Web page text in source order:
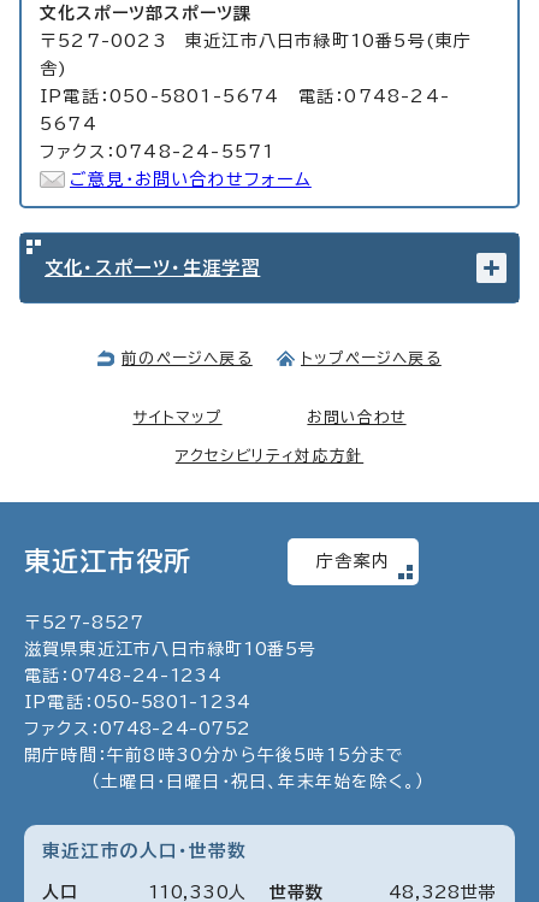
文化スポーツ部スポーツ課
〒527-0023 東近江市八日市緑町10番5号(東庁
舎)
IP電話：050-5801-5674 電話：0748-24-
5674
ファクス：0748-24-5571
ご意見・お問い合わせフォーム
文化・スポーツ・生涯学習
前のページへ戻る トップページへ戻る
サイトマップ お問い合わせ
アクセシビリティ対応方針
東近江市役所 庁舎案内
〒 527-8527
滋賀県東近江市八日市緑町10番5号
電話： 0748 - 24 - 1234
IP電話： 050- 5801 - 1234
ファクス： 0748- 24-0752
開庁時間：午前8時30分から午後5時15分まで
（土曜日・日曜日・祝日、年末年始を除く。）
東近江市の人口・世帯数
人口 110 330 人 世帯数 48 328世帯